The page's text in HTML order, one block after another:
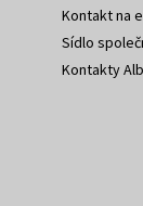
Kontakt na
Sídlo
Kontakty